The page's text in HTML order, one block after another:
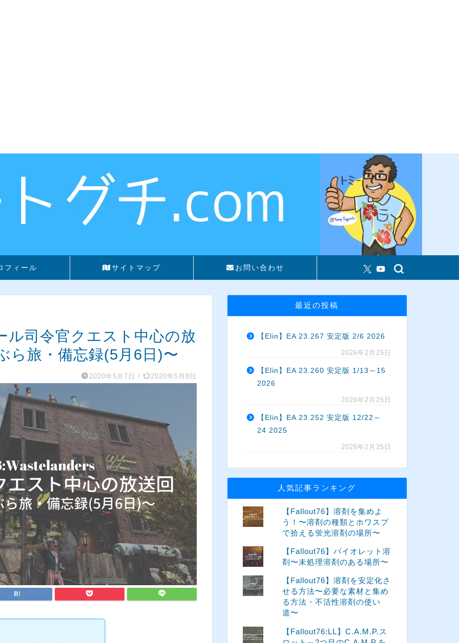
フィール サイトマップ お問い合わせ
ル司令官クエスト中心の放
ら旅・備忘録(5月6日)〜
2020年5月7日 / 2020年5月8日
最近の投稿
【Elin】EA 23.267 安定版 2/6 2026
2026年2月25日
【Elin】EA 23.260 安定版 1/13～15
2026
2026年2月25日
【Elin】EA 23.252 安定版 12/22～
24 2025
2026年2月25日
人気記事ランキング
【Fallout76】溶剤を集めよ
う！〜溶剤の種類とホワスプ
で拾える蛍光溶剤の場所〜
【Fallout76】バイオレット溶
剤〜未処理溶剤のある場所〜
【Fallout76】溶剤を安定化さ
せる方法〜必要な素材と集め
る方法・不活性溶剤の使い
道〜
【Fallout76:LL】C.A.M.P.ス